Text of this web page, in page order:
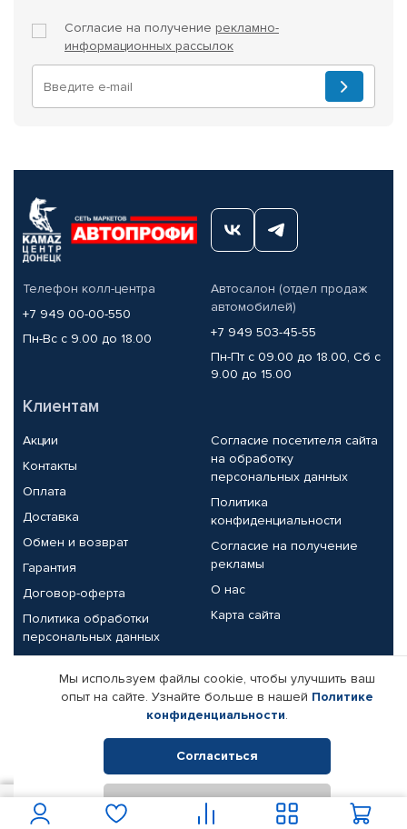
Согласие на получение рекламно-
информационных рассылок
Телефон колл-центра
+7 949 00-00-550
Пн-Вс с 9.00 до 18.00
Автосалон (отдел продаж
автомобилей)
+7 949 503-45-55
Пн-Пт с 09.00 до 18.00, Сб с
9.00 до 15.00
Клиентам
Акции
Контакты
Оплата
Доставка
Обмен и возврат
Гарантия
Договор-оферта
Политика обработки
персональных данных
Согласие посетителя сайта
на обработку
персональных данных
Политика
конфиденциальности
Согласие на получение
рекламы
О нас
Карта сайта
Партнерам
Корпоративным клиентам
Поставщикам
Реквизиты компании
© КАМАЗ ЦЕНТР ДОНЕЦК, 2015-2026. Все права защищены.
Интернет-магазин автомобильных товаров Автопрофи.
Мы используем файлы cookie, чтобы улучшить ваш
опыт на сайте. Узнайте больше в нашей Политике
конфиденциальности.
Согласиться
Отклонить
В корзину